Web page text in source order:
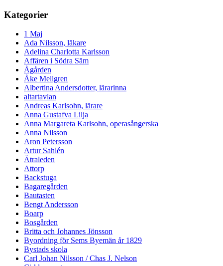
Kategorier
1 Maj
Ada Nilsson, läkare
Adelina Charlotta Karlsson
Affären i Södra Säm
Ågården
Åke Mellgren
Albertina Andersdotter, lärarinna
altartavlan
Andreas Karlsohn, lärare
Anna Gustafva Lilja
Anna Margareta Karlsohn, operasångerska
Anna Nilsson
Aron Petersson
Artur Sahlén
Ätraleden
Attorp
Backstuga
Bagaregården
Bautasten
Bengt Andersson
Boarp
Bosgården
Britta och Johannes Jönsson
Byordning för Sems Byemän år 1829
Bystads skola
Carl Johan Nilsson / Chas J. Nelson